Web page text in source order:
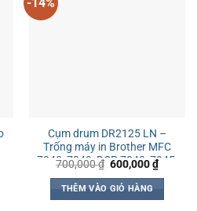
₫.
Cụm drum DR2125 LN –
Trống máy in Brother MFC
7340, 7840, DCP 7040, 7045,
HL 2140
700,000₫ Giá
là:
700,000 ₫.
600,000₫Giá
hiện
THÊM VÀO GIỎ HÀNG